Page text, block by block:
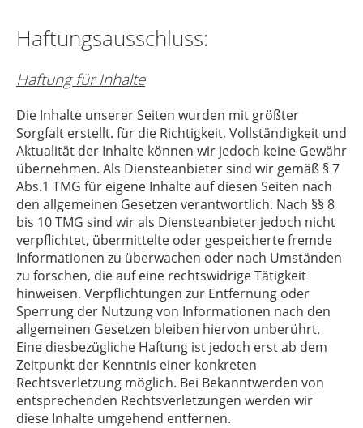
Haftungsausschluss:
Haftung für Inhalte
Die Inhalte unserer Seiten wurden mit größter
Sorgfalt erstellt. für die Richtigkeit, Vollständigkeit und
Aktualität der Inhalte können wir jedoch keine Gewähr
übernehmen. Als Diensteanbieter sind wir gemäß § 7
Abs.1 TMG für eigene Inhalte auf diesen Seiten nach
den allgemeinen Gesetzen verantwortlich. Nach §§ 8
bis 10 TMG sind wir als Diensteanbieter jedoch nicht
verpflichtet, übermittelte oder gespeicherte fremde
Informationen zu überwachen oder nach Umständen
zu forschen, die auf eine rechtswidrige Tätigkeit
hinweisen. Verpflichtungen zur Entfernung oder
Sperrung der Nutzung von Informationen nach den
allgemeinen Gesetzen bleiben hiervon unberührt.
Eine diesbezügliche Haftung ist jedoch erst ab dem
Zeitpunkt der Kenntnis einer konkreten
Rechtsverletzung möglich. Bei Bekanntwerden von
entsprechenden Rechtsverletzungen werden wir
diese Inhalte umgehend entfernen.